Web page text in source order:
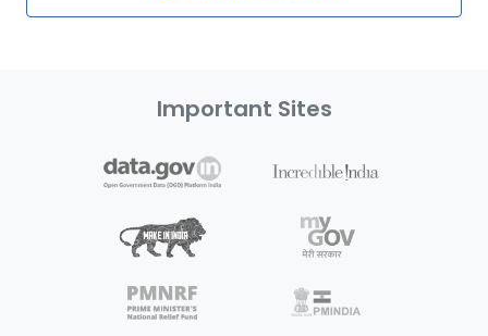
Important Sites